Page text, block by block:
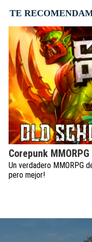
TE
Corepunk MMORPG
Un verdadero MMORPG
pero mejor!